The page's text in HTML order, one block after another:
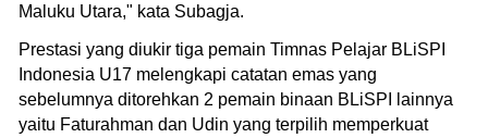
Maluku Utara," kata Subagja.
Prestasi yang diukir tiga pemain Timnas Pelajar BLiSPI
Indonesia U17 melengkapi catatan emas yang
sebelumnya ditorehkan 2 pemain binaan BLiSPI lainnya
yaitu Faturahman dan Udin yang terpilih memperkuat